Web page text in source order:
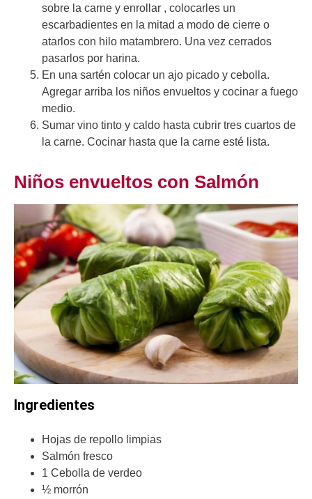
sobre la carne y enrollar , colocarles un
escarbadientes en la mitad a modo de cierre o
atarlos con hilo matambrero. Una vez cerrados
pasarlos por harina.
En una sartén colocar un ajo picado y cebolla.
Agregar arriba los niños envueltos y cocinar a fuego
medio.
Sumar vino tinto y caldo hasta cubrir tres cuartos de
la carne. Cocinar hasta que la carne esté lista.
Niños envueltos con Salmón
Ingredientes
Hojas de repollo limpias
Salmón fresco
1 Cebolla de verdeo
½ morrón